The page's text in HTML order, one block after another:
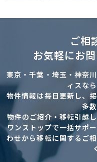
ご相
お気軽にお
東京・千葉・埼玉・神奈
ィスな
物件情報は毎日更新し、
多
物件のご紹介・移転引越
ワンストップで一括サポ
わせから移転に関するご